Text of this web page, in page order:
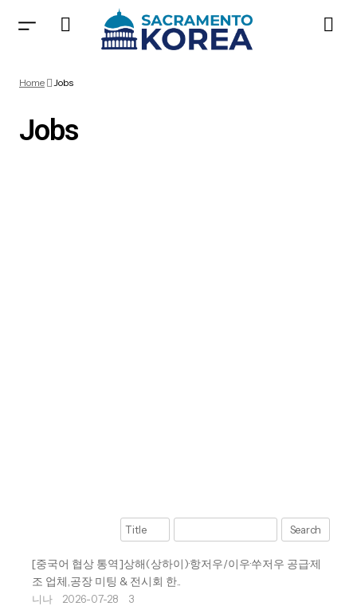
Home Jobs
Jobs
Search
[중국어 협상 통역]상해(상하이)·항저우/이우·쑤저우 공급·제
조 업체,공장 미팅 & 전시회 한..
니나 2026-07-28 3